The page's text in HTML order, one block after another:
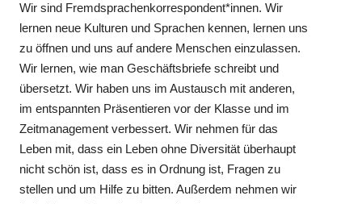
Wir sind Fremdsprachenkorrespondent*innen. Wir
lernen neue Kulturen und Sprachen kennen, lernen uns
zu öffnen und uns auf andere Menschen einzulassen.
Wir lernen, wie man Geschäftsbriefe schreibt und
übersetzt. Wir haben uns im Austausch mit anderen,
im entspannten Präsentieren vor der Klasse und im
Zeitmanagement verbessert. Wir nehmen für das
Leben mit, dass ein Leben ohne Diversität überhaupt
nicht schön ist, dass es in Ordnung ist, Fragen zu
stellen und um Hilfe zu bitten. Außerdem nehmen wir